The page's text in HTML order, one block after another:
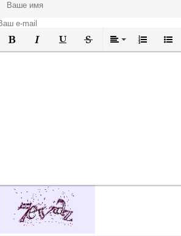
Полужирный
КурсивПодчеркнутый
ЗачеркнутыйВыравнивание